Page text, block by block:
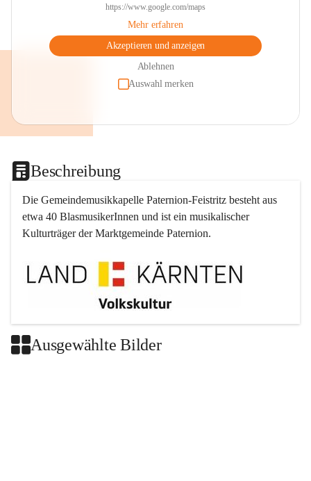
https://www.google.com/maps
Mehr erfahren
Akzeptieren und anzeigen
Ablehnen
Auswahl merken
Beschreibung
Die Gemeindemusikkapelle Paternion-Feistritz besteht aus
etwa 40 BlasmusikerInnen und ist ein musikalischer
Kulturträger der Marktgemeinde Paternion.
Ausgewählte Bilder